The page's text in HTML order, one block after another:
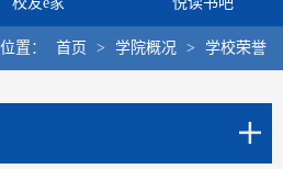
置： 首页 > 学院概况 > 学校荣誉